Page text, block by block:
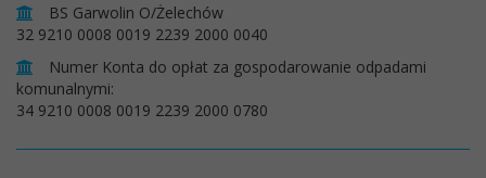
BS Garwolin O/Żelechów
32 9210 0008 0019 2239 2000 0040
Numer Konta do opłat za gospodarowanie odpadami
komunalnymi:
34 9210 0008 0019 2239 2000 0780